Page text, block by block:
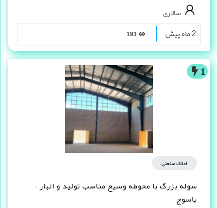
سالاری
2 ماه پیش
1
املاک صنعتی
سوله بزرگ با محوطه وسیع مناسب تولید و انبار –
یاسوج